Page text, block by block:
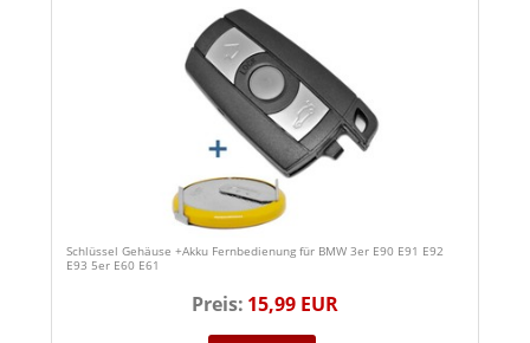
Schlüssel Gehäuse +Akku Fernbedienung für BMW 3er E90 E91 E92
E93 5er E60 E61
Preis: 15,99 EUR